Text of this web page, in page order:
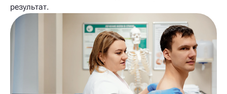
результат.